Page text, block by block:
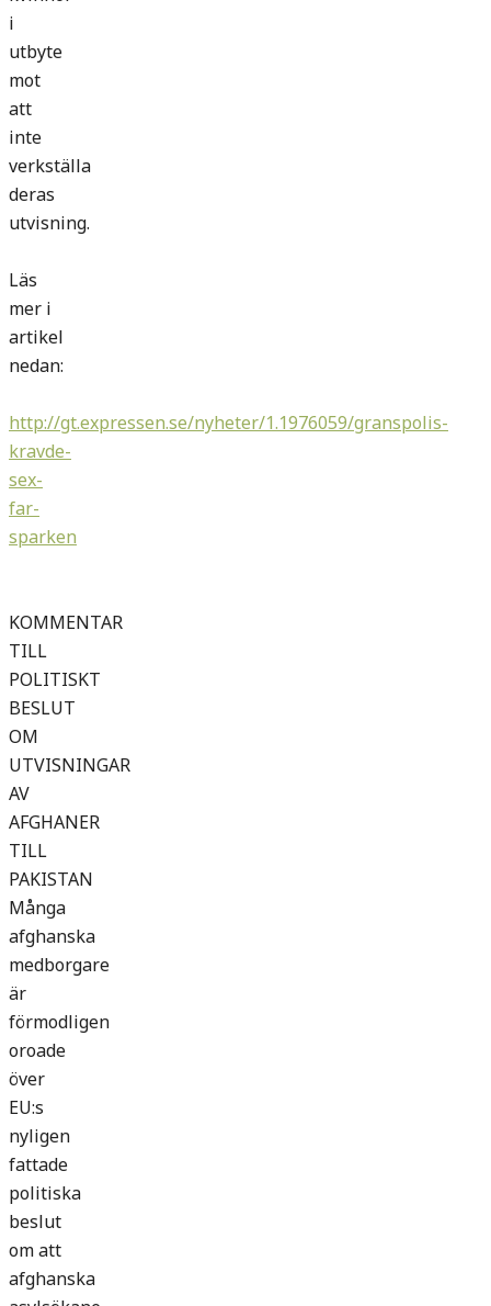
i
utbyte
mot
att
inte
verkställa
deras
utvisning.
Läs
mer i
artikel
nedan:
http://gt.expressen.se/nyheter/1.1976059/granspolis-
kravde-
sex-
far-
sparken
KOMMENTAR
TILL
POLITISKT
BESLUT
OM
UTVISNINGAR
AV
AFGHANER
TILL
PAKISTAN
Många
afghanska
medborgare
är
förmodligen
oroade
över
EU:s
nyligen
fattade
politiska
beslut
om att
afghanska